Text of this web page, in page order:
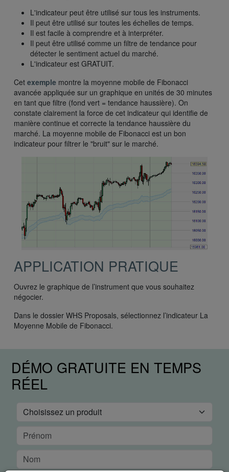
L'indicateur peut être utilisé sur tous les instruments.
Il peut être utilisé sur toutes les échelles de temps.
Il est facile à comprendre et à interpréter.
Il peut être utilisé comme un filtre de tendance pour
détecter le sentiment actuel du marché.
L'indicateur est GRATUIT.
Cet exemple montre la moyenne mobile de Fibonacci
avancée appliquée sur un graphique en unités de 30 minutes
en tant que filtre (fond vert = tendance haussière). On
constate clairement la force de cet indicateur qui identifie de
manière continue et correcte la tendance haussière du
marché. La moyenne mobile de Fibonacci est un bon
indicateur pour filtrer le "bruit" sur le marché.
APPLICATION PRATIQUE
Ouvrez le graphique de l’instrument que vous souhaitez
négocier.
Dans le dossier WHS Proposals, sélectionnez l’indicateur La
Moyenne Mobile de Fibonacci.
DÉMO GRATUITE EN TEMPS
RÉEL